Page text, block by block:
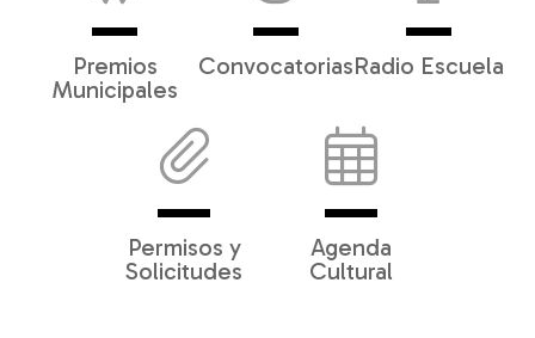
Premios
Municipales
ConvocatoriasRadio Escuela
Permisos y
Solicitudes
Agenda
Cultural